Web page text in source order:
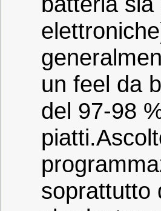
un feel da
del 97-98
soprattutto